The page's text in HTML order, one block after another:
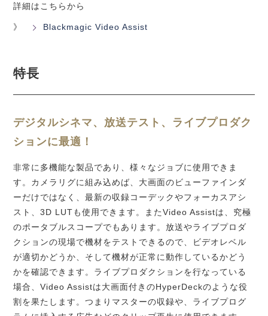
詳細はこちらから
》 Blackmagic Video Assist
特長
デジタルシネマ、放送テスト、 ライブプロダク
ションに最適！
非常に多機能な製品であり、様々なジョブに使用できま
す。カメラリグに組み込めば、大画面のビューファインダ
ーだけではなく、最新の収録コーデックやフォーカスアシ
スト、3D LUTも使用できます。またVideo Assistは、究極
のポータブルスコープでもあります。放送やライブプロダ
クションの現場で機材をテストできるので、ビデオレベル
が適切かどうか、そして機材が正常に動作しているかどう
かを確認できます。ライブプロダクションを行なっている
場合、Video Assistは大画面付きのHyperDeckのような役
割を果たします。つまりマスターの収録や、ライブプログ